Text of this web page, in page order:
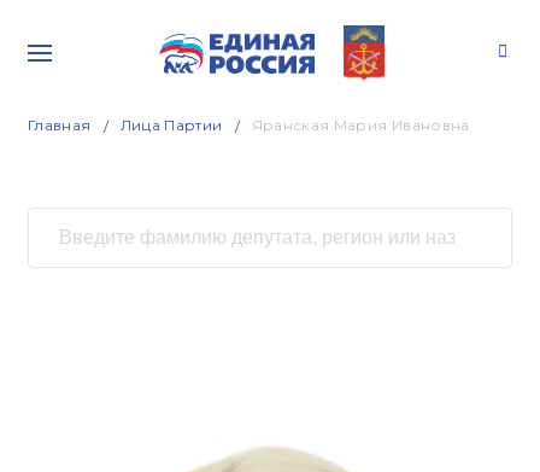
Главная Лица Партии Яранская Мария Ивановна